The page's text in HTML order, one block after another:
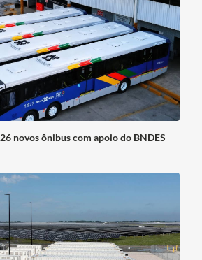
novos ônibus com apoio do BNDES